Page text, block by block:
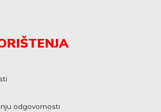
odgovornosti